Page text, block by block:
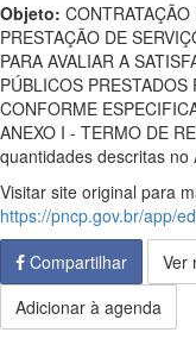
Objeto:
PRESTAÇÃO DE
PARA AVALIAR A
PÚBLICOS
CONFORME
ANEXO I - TERMO DE
quantidades descritas
Visitar site original para
https://pncp.gov.br/app/
Compartilhar
Ver
Adicionar à agenda